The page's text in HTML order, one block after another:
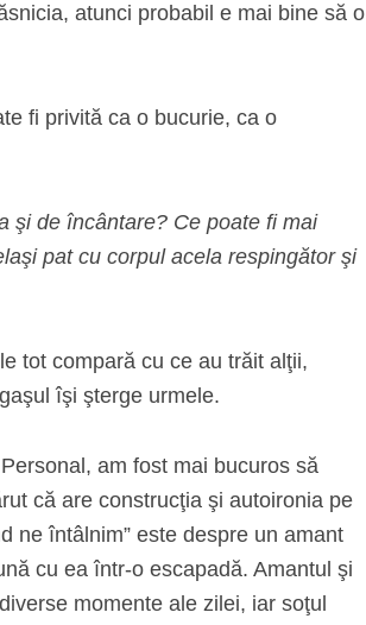
atunci probabil e mai bine să o
fi privită ca o bucurie, ca o
şi de încântare? Ce poate fi mai
pat cu corpul acela respingător şi
tot compară cu ce au trăit alţii,
îşi şterge urmele.
am fost mai bucuros să
că are construcţia şi autoironia pe
ne întâlnim” este despre un amant
cu ea într-o escapadă. Amantul şi
momente ale zilei, iar soţul